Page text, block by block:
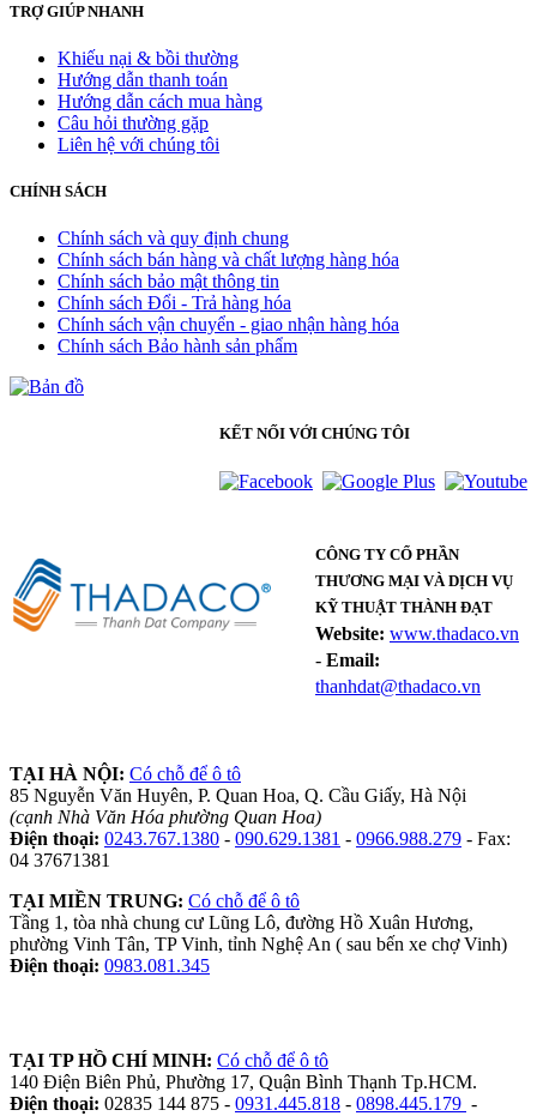
TRỢ GIÚP NHANH
Khiếu nại & bồi thường
Hướng dẫn thanh toán
Hướng dẫn cách mua hàng
Câu hỏi thường gặp
Liên hệ với chúng tôi
CHÍNH SÁCH
Chính sách và quy định chung
Chính sách bán hàng và chất lượng hàng hóa
Chính sách bảo mật thông tin
Chính sách Đổi - Trả hàng hóa
Chính sách vận chuyển - giao nhận hàng hóa
Chính sách Bảo hành sản phẩm
KẾT NỐI VỚI CHÚNG TÔI
CÔNG TY CỔ PHẦN
THƯƠNG MẠI VÀ DỊCH VỤ
KỸ THUẬT THÀNH ĐẠT
Website: www.thadaco.vn
- Email:
thanhdat@thadaco.vn
TẠI HÀ NỘI: Có chỗ để ô tô
85 Nguyễn Văn Huyên, P. Quan Hoa, Q. Cầu Giấy, Hà Nội
(cạnh Nhà Văn Hóa phường Quan Hoa)
Điện thoại: 0243.767.1380 - 090.629.1381 - 0966.988.279 - Fax:
04 37671381
TẠI MIỀN TRUNG: Có chỗ để ô tô
Tầng 1, tòa nhà chung cư Lũng Lô, đường Hồ Xuân Hương,
phường Vinh Tân, TP Vinh, tỉnh Nghệ An ( sau bến xe chợ Vinh)
Điện thoại: 0983.081.345
TẠI TP HỒ CHÍ MINH: Có chỗ để ô tô
140 Điện Biên Phủ, Phường 17, Quận Bình Thạnh Tp.HCM.
Điện thoại: 02835 144 875 - 0931.445.818 - 0898.445.179 -